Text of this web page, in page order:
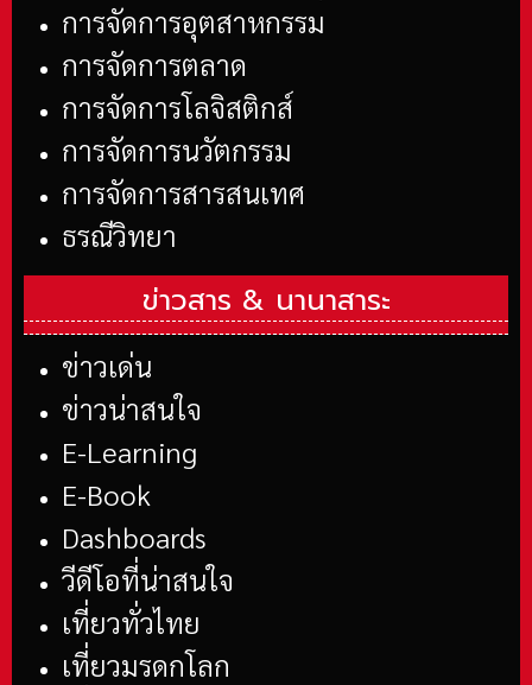
การจัดการอุตสาหกรรม
การจัดการตลาด
การจัดการโลจิสติกส์
การจัดการนวัตกรรม
การจัดการสารสนเทศ
ธรณีวิทยา
ข่าวสาร & นานาสาระ
ข่าวเด่น
ข่าวน่าสนใจ
E-Learning
E-Book
Dashboards
วีดีโอที่น่าสนใจ
เที่ยวทั่วไทย
เที่ยวมรดกโลก